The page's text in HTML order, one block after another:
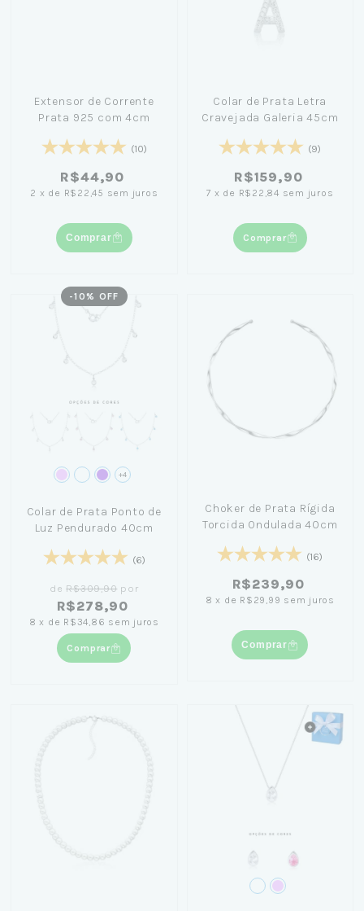
Extensor de Corrente
Prata 925 com 4cm
(10)
R$44,90
2 x de R$22,45 sem juros
Comprar
Colar de Prata Letra
Cravejada Galeria 45cm
(9)
R$159,90
7 x de R$22,84 sem juros
Comprar
-10 % OFF
+4
Colar de Prata Ponto de
Luz Pendurado 40cm
(6)
deR$309,90 por
R$278,90
8 x de R$34,86 sem juros
Comprar
Choker de Prata Rígida
Torcida Ondulada 40cm
(16)
R$239,90
8 x de R$29,99 sem juros
Comprar